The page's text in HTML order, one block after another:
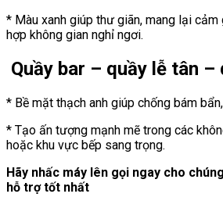
* Màu xanh giúp thư giãn, mang lại
hợp không gian nghỉ ngơi.
Quầy bar – quầy lễ tân –
* Bề mặt thạch anh giúp chống bám
* Tạo ấn tượng mạnh mẽ trong các
hoặc khu vực bếp sang trọng.
Hãy nhấc máy lên gọi ngay cho
hỗ trợ tốt nhất